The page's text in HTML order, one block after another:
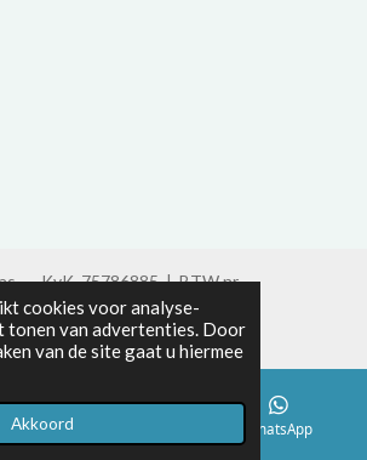
cookies voor analyse-
tonen van advertenties. Door
van de site gaat u hiermee
Akkoord
KvK 75786885 | BTW nr
Algemene Verordening
Disclaimer
Telefoonnummer WhatsApp